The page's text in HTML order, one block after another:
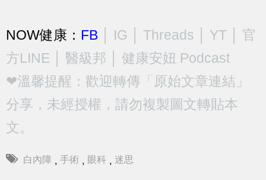
NOW健康： FB│ IG Threads YT│ 官
方LINE
醫級邦
健康安妞 Podcast
❤溫馨提醒：歡迎轉傳「原始文章連結」
分享，未經授權，請勿複製圖文轉貼本
文。
白內障 , 手術 , 眼科 , 迷思